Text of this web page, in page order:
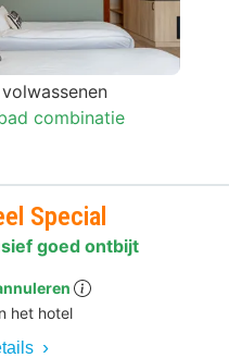
combinatie
Special
goed ontbijt
het hotel